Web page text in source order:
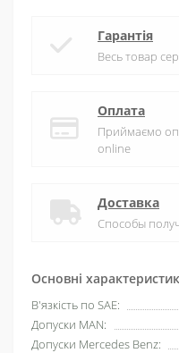
Основні
В'язкість по SAE:
Допуски MAN:
Допуски Mercedes Benz:
Гарантія
Весь товар
Оплата
Приймаємо
online
Доставка
Способы